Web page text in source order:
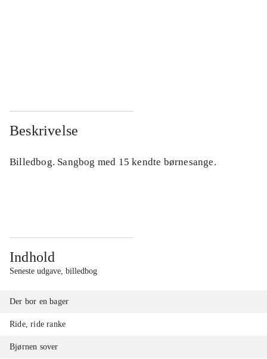
Beskrivelse
Billedbog. Sangbog med 15 kendte børnesange.
Indhold
Seneste udgave, billedbog
Der bor en bager
Ride, ride ranke
Bjørnen sover